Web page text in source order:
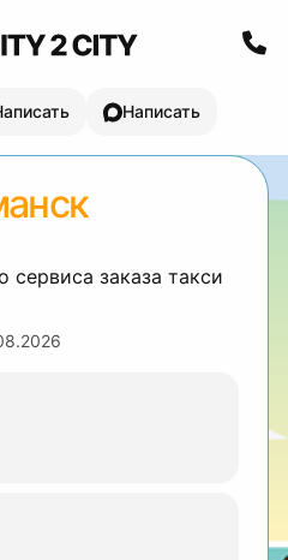
Написать
сервиса заказа такси